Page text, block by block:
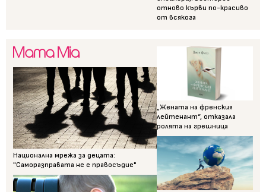
отново кърви по-красиво
от всякога
Национална мрежа за децата:
"Саморазправата не е правосъдие"
„Жената на френския
лейтенант“, отказала
ролята на грешница